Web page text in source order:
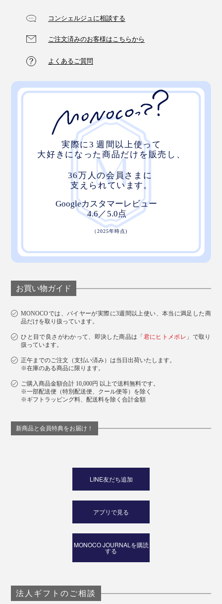
コンシェルジュに相談する
ご注文済みのお客様はこちらから
よくあるご質問
お買い物ガイド
MONOCOでは、バイヤーが実際に3週間以上使い、本当に満足した商
品だけを取り扱っています。
ひと目で良さがわかって、即決した商品は「君にヒトメボレ 」で取り
扱っています。
正午までのご注文（支払い済み）は当日出荷いたします。
※在庫のある商品に限ります。
ご購入商品金額合計 10,000円 以上で送料無料です。
※一部配送便（特別配送便、クール便等）を除く
※ギフトラッピング料、配送料を除く合計金額
新商品と会員特典をお届け！
LINE友だち追加
アプリで見る
MONOCO JOURNALを購読
する
法人ギフトのご相談